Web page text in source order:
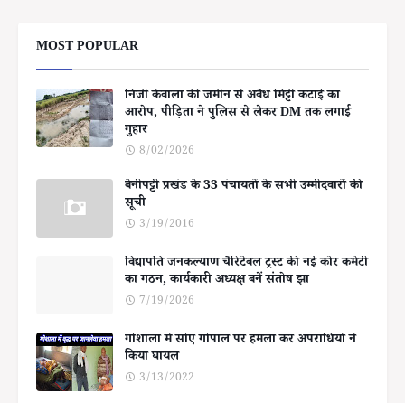
MOST POPULAR
निजी केवाला की जमीन से अवैध मिट्टी कटाई का
आरोप, पीड़िता ने पुलिस से लेकर DM तक लगाई
गुहार
8/02/2026
बेनीपट्टी प्रखंड के 33 पंचायतों के सभी उम्मीदवारों की
सूची
3/19/2016
विद्यापति जनकल्याण चैरिटेबल ट्रस्ट की नई कोर कमेटी
का गठन, कार्यकारी अध्यक्ष बनें संतोष झा
7/19/2026
गोशाला में सोए गोपाल पर हमला कर अपराधियों ने
किया घायल
3/13/2022